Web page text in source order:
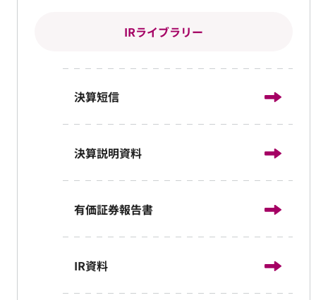
IRライブラリー
決算短信
決算説明資料
有価証券報告書
IR資料